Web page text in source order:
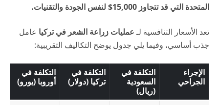
المتحدة التي قد تتجاوز 15,000$ لنفس الجودة والتقنيات.
تعد الأسعار التنافسية لـعمليات زراعة الشعر في تركيا عامل
جذب أساسي، وفيما يلي جدول يوضح التكاليف التقريبية:
الإجراء
الجراحي
التكلفة في
السعودية
(ريال)
التكلفة في
تركيا (دولار)
التكلفة في
أوروبا (يورو)